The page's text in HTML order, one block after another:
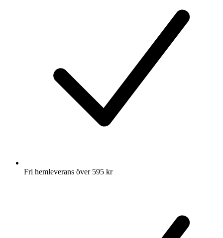
Fri hemleverans över 595 kr